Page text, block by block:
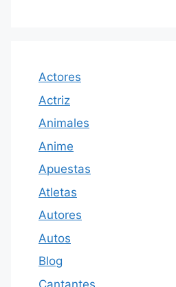
Actores
Actriz
Animales
Anime
Apuestas
Atletas
Autores
Autos
Blog
Cantantes